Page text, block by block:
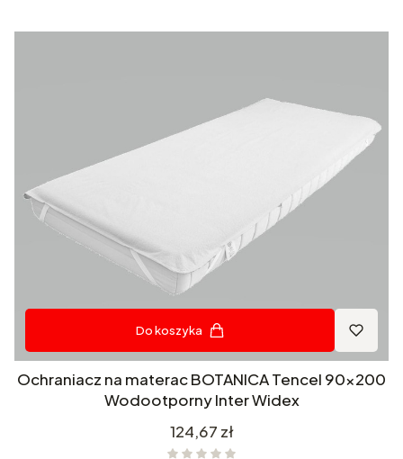
Do koszyka
Ochraniacz na materac BOTANICA Tencel 90x200
Wodootporny Inter Widex
Cena
124,67 zł